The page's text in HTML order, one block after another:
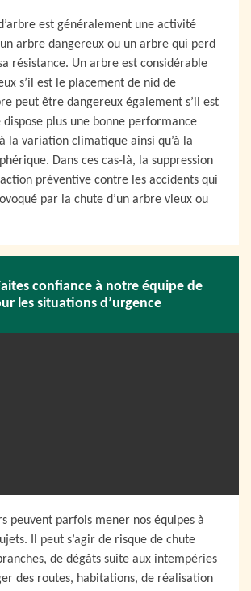
est généralement une activité
arbre dangereux ou un arbre qui perd
résistance. Un arbre est considérable
s’il est le placement de nid de
peut être dangereux également s’il est
dispose plus une bonne performance
la variation climatique ainsi qu’à la
Dans ces cas-là, la suppression
préventive contre les accidents qui
par la chute d’un arbre vieux ou
confiance à notre équipe de
les situations d’urgence
peuvent parfois mener nos équipes à
Il peut s’agir de risque de chute
de dégâts suite aux intempéries
des routes, habitations, de réalisation